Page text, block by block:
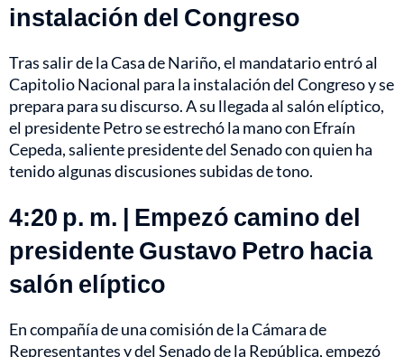
instalación del Congreso
Tras salir de la Casa de Nariño, el mandatario entró al
Capitolio Nacional para la instalación del Congreso y se
prepara para su discurso. A su llegada al salón elíptico,
el presidente Petro se estrechó la mano con Efraín
Cepeda, saliente presidente del Senado con quien ha
tenido algunas discusiones subidas de tono.
4:20 p. m. | Empezó camino del
presidente Gustavo Petro hacia
salón elíptico
En compañía de una comisión de la Cámara de
Representantes y del Senado de la República, empezó